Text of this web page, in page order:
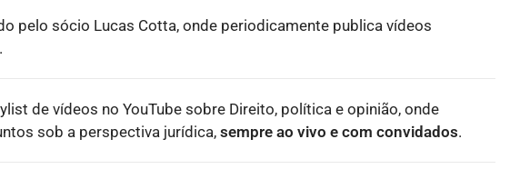
pelo sócio Lucas Cotta, onde periodicamente publica vídeos
de vídeos no YouTube sobre Direito, política e opinião, onde
sob a perspectiva jurídica, sempre ao vivo e com convidados.